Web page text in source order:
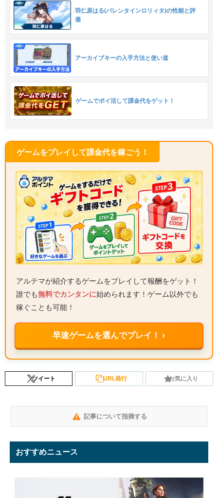
羽仁原はる(バレンタインロリィタ)の性能と評
価
アーカイブキーの入手方法と使い道
ゲームでポイ活して課金代をゲット！
ゲームをプレイして課金代を稼ごう！
アルテマが紹介するゲームをプレイして報酬をゲット！
誰でも無料でカンタンに始められます！ゲーム以外でも
稼ぐことも可能！
早速ゲームを選んでプレイ！ ›
ツイート URL発行 お気に入り
記事について指摘する
おすすめニュース